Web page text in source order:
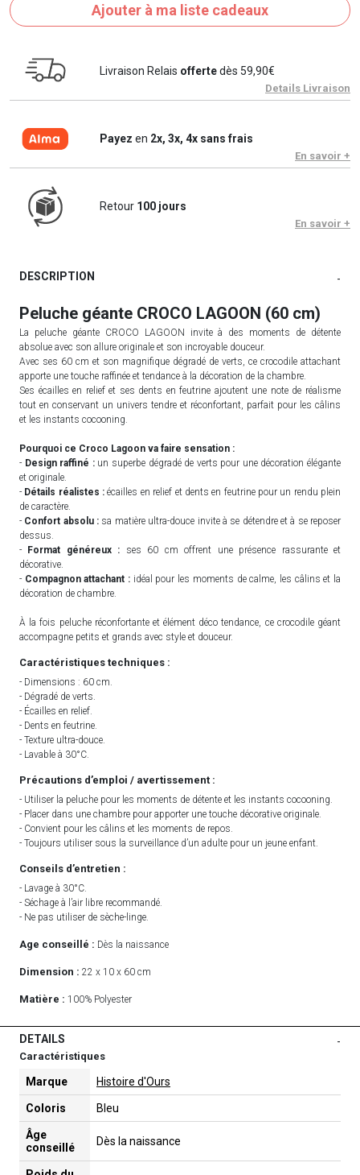
Ajouter à ma liste cadeaux
Livraison Relais offertedès 59,90€
Details Livraison
Payez en 2x, 3x, 4x sans frais
En savoir +
Retour 100 jours
En savoir +
DESCRIPTION -
Peluche géante CROCO LAGOON (60 cm)
La peluche géante CROCO LAGOON invite à des moments de détente
absolue avec son allure originale et son incroyable douceur.
Avec ses 60 cm et son magnifique dégradé de verts, ce crocodile attachant
apporte une touche raffinée et tendance à la décoration de la chambre.
Ses écailles en relief et ses dents en feutrine ajoutent une note de réalisme
tout en conservant un univers tendre et réconfortant, parfait pour les câlins
et les instants cocooning.
Pourquoi ce Croco Lagoon va faire sensation :
- Design raffiné :un superbe dégradé de verts pour une décoration élégante
et originale.
- Détails réalistes : écailles en relief et dents en feutrine pour un rendu plein
de caractère.
- Confort absolu : sa matière ultra-douce invite à se détendre et à se reposer
dessus.
- Format généreux : ses 60 cm offrent une présence rassurante et
décorative.
- Compagnon attachant : idéal pour les moments de calme, les câlins et la
décoration de chambre.
À la fois peluche réconfortante et élément déco tendance, ce crocodile géant
accompagne petits et grands avec style et douceur.
Caractéristiques techniques :
- Dimensions : 60 cm.
- Dégradé de verts.
- Écailles en relief.
- Dents en feutrine.
- Texture ultra-douce.
- Lavable à 30°C.
Précautions d’emploi / avertissement :
- Utiliser la peluche pour les moments de détente et les instants cocooning.
- Placer dans une chambre pour apporter une touche décorative originale.
- Convient pour les câlins et les moments de repos.
- Toujours utiliser sous la surveillance d’un adulte pour un jeune enfant.
Conseils d’entretien :
- Lavage à 30°C.
- Séchage à l’air libre recommandé.
- Ne pas utiliser de sèche-linge.
Age conseillé : Dès la naissance
Dimension : 22 x 10 x 60 cm
Matière : 100% Polyester
DETAILS -
Caractéristiques
Marque Histoire d'Ours
Coloris Bleu
Âge
conseillé
Dès la naissance